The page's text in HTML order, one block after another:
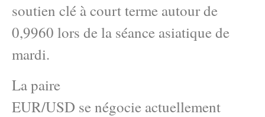
soutien clé à court terme autour de
0,9960 lors de la séance asiatique de
mardi.
La paire
EUR/USD se négocie actuellement